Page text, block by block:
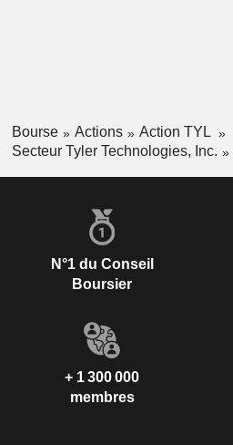
Bourse Actions
Action TYL
Secteur Tyler Technologies, Inc.
N°1 du Conseil
Boursier
+ 1 300 000
membres